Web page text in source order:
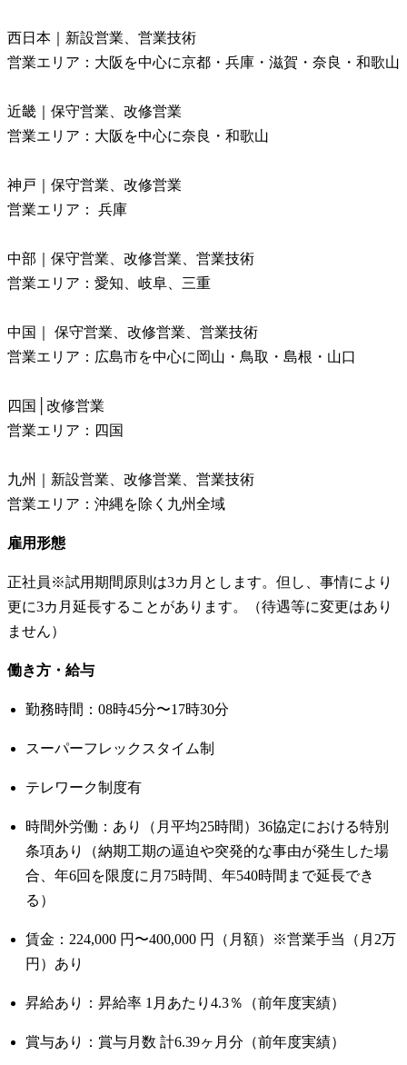
西日本｜新設営業、営業技術
営業エリア：大阪を中心に京都・兵庫・滋賀・奈良・和歌山
近畿｜保守営業、改修営業
営業エリア：大阪を中心に奈良・和歌山
神戸｜保守営業、改修営業
営業エリア： 兵庫
中部｜保守営業、改修営業、営業技術
営業エリア：愛知、岐阜、三重
中国｜ 保守営業、改修営業、営業技術
営業エリア：広島市を中心に岡山・鳥取・島根・山口
四国│改修営業
営業エリア：四国
九州｜新設営業、改修営業、営業技術
営業エリア：沖縄を除く九州全域
雇用形態
正社員※試用期間原則は3カ月とします。但し、事情により
更に3カ月延長することがあります。（待遇等に変更はあり
ません）
働き方・給与
勤務時間：08時45分〜17時30分
スーパーフレックスタイム制
テレワーク制度有
時間外労働：あり（月平均25時間）36協定における特別
条項あり（納期工期の逼迫や突発的な事由が発生した場
合、年6回を限度に月75時間、年540時間まで延長でき
る）
賃金：224,000 円〜400,000 円（月額）※営業手当（月2万
円）あり
昇給あり：昇給率 1月あたり4.3％（前年度実績）
賞与あり：賞与月数 計6.39ヶ月分（前年度実績）